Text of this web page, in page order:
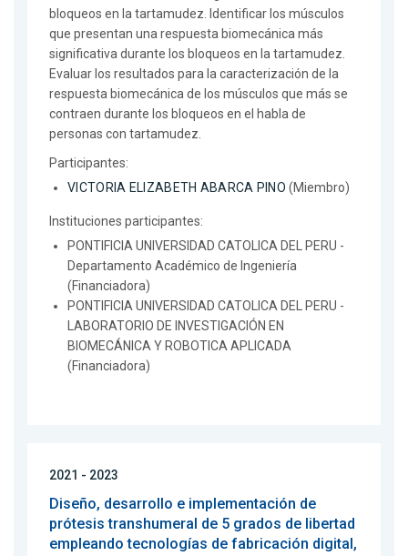
bloqueos en la tartamudez. Identificar los músculos
que presentan una respuesta biomecánica más
significativa durante los bloqueos en la tartamudez.
Evaluar los resultados para la caracterización de la
respuesta biomecánica de los músculos que más se
contraen durante los bloqueos en el habla de
personas con tartamudez.
Participantes:
VICTORIA ELIZABETH ABARCA PINO (Miembro)
Instituciones participantes:
PONTIFICIA UNIVERSIDAD CATOLICA DEL PERU -
Departamento Académico de Ingeniería
(Financiadora)
PONTIFICIA UNIVERSIDAD CATOLICA DEL PERU -
LABORATORIO DE INVESTIGACIÓN EN
BIOMECÁNICA Y ROBOTICA APLICADA
(Financiadora)
2021 - 2023
Diseño, desarrollo e implementación de
prótesis transhumeral de 5 grados de libertad
empleando tecnologías de fabricación digital,